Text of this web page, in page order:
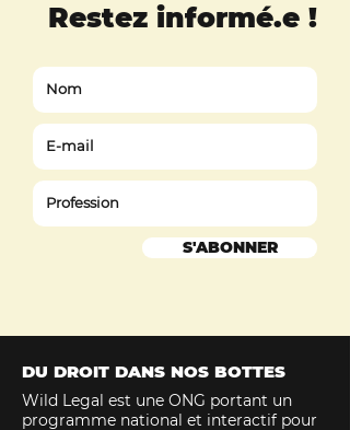
!
Restez informé.e
S'ABONNER
DU DROIT DANS NOS BOTTES
Wild Legal est une ONG portant un
programme national et interactif pour